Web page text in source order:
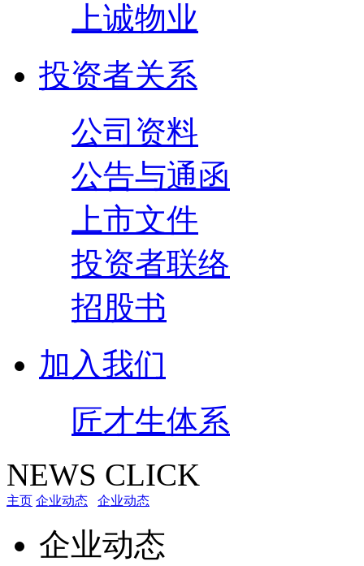
上诚物业
投资者关系
公司资料
公告与通函
上市文件
投资者联络
招股书
加入我们
匠才生体系
NEWS CLICK
主页 企业动态 企业动态
企业动态